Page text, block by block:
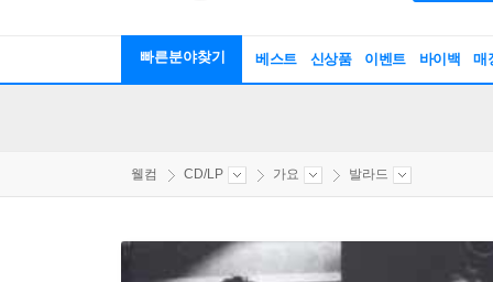
빠른분야찾기 베스트 신상품 이벤트 바이백 매
웰컴 CD/LP 가요 발라드